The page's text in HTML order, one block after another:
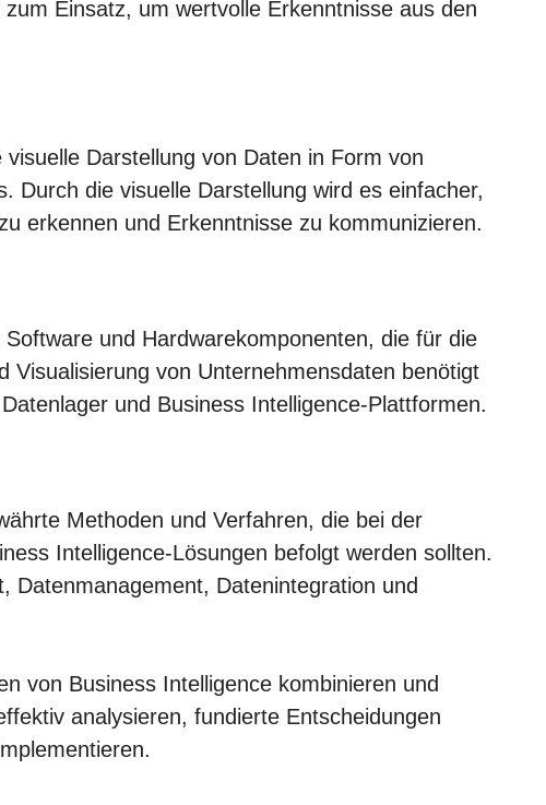
Einsatz, um wertvolle Erkenntnisse aus den
Darstellung von Daten in Form von
Durch die visuelle Darstellung wird es einfacher,
erkennen und Erkenntnisse zu kommunizieren.
und Hardwarekomponenten, die für die
Visualisierung von Unternehmensdaten benötigt
und Business Intelligence-Plattformen.
Methoden und Verfahren, die bei der
Intelligence-Lösungen befolgt werden sollten.
Datenmanagement, Datenintegration und
von Business Intelligence kombinieren und
analysieren, fundierte Entscheidungen